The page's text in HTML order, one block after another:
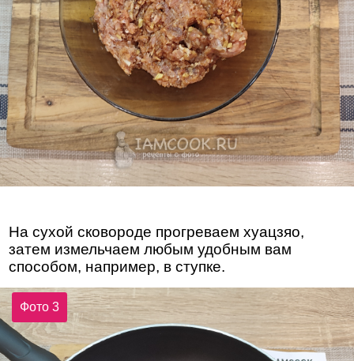
На сухой сковороде прогреваем хуацзяо,
затем измельчаем любым удобным вам
способом, например, в ступке.
Фото 3